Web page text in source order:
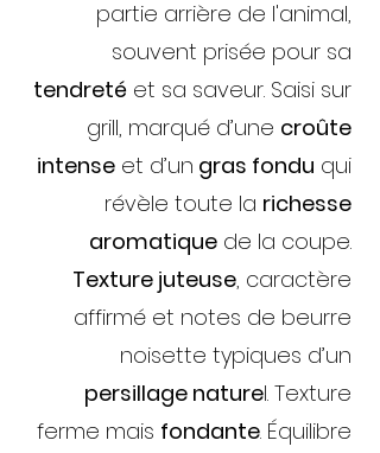
partie arrière de l'animal,
souvent prisée pour sa
tendreté et sa saveur. Saisi sur
grill, marqué d’une croûte
intense et d’un gras fondu qui
révèle toute la richesse
aromatique de la coupe.
Texture juteuse, caractère
affirmé et notes de beurre
noisette typiques d’un
persillage naturel. Texture
ferme mais fondante. Équilibre